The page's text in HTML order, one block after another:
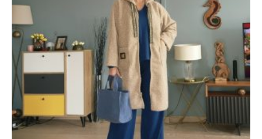
fazla
varyasyonu
var.
Seçenekler
ürün
sayfasından
seçilebilir